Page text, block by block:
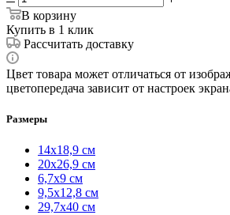
В корзину
Купить в 1 клик
Рассчитать доставку
Цвет товара может отличаться от
цветопередача зависит от настроек
Размеры
14х18,9 см
20х26,9 см
6,7х9 см
9,5х12,8 см
29,7х40 см